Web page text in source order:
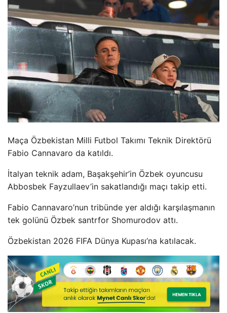
Maça Özbekistan Milli Futbol Takımı Teknik Direktörü
Fabio Cannavaro da katıldı.
İtalyan teknik adam, Başakşehir’in Özbek oyuncusu
Abbosbek Fayzullaev’in sakatlandığı maçı takip etti.
Fabio Cannavaro’nun tribünde yer aldığı karşılaşmanın
tek golünü Özbek santrfor Shomurodov attı.
Özbekistan 2026 FIFA Dünya Kupası’na katılacak.